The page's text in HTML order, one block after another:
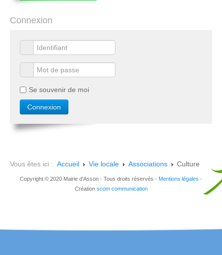
Connexion
Se souvenir de moi
Vous êtes ici : Accueil Vie locale Associations Culture
Copyright © 2020 Mairie d'Asson - Tous droits réservés - Mentions légales -
Création scom communication